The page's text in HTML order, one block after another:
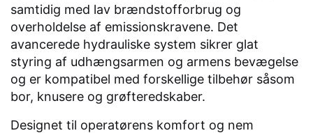
samtidig med lav brændstofforbrug og
overholdelse af emissionskravene. Det
avancerede hydrauliske system sikrer glat
styring af udhængsarmen og armens bevægelse
og er kompatibel med forskellige tilbehør såsom
bor, knusere og grøfteredskaber.
Designet til operatørens komfort og nem